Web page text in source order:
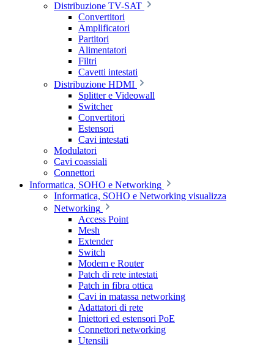
Distribuzione TV-SAT
Convertitori
Amplificatori
Partitori
Alimentatori
Filtri
Cavetti intestati
Distribuzione HDMI
Splitter e Videowall
Switcher
Convertitori
Estensori
Cavi intestati
Modulatori
Cavi coassiali
Connettori
Informatica, SOHO e Networking
Informatica, SOHO e Networking visualizza
Networking
Access Point
Mesh
Extender
Switch
Modem e Router
Patch di rete intestati
Patch in fibra ottica
Cavi in matassa networking
Adattatori di rete
Iniettori ed estensori PoE
Connettori networking
Utensili